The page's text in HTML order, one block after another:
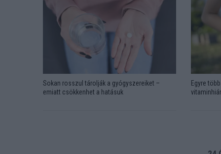
Sokan rosszul tárolják a gyógyszereiket –
emiatt csökkenhet a hatásuk
Egyre